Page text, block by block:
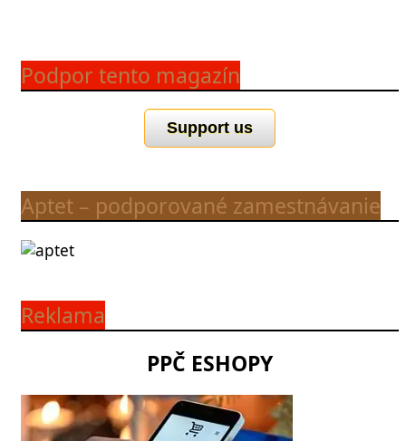
Podpor tento magazín
Support us
Aptet – podporované zamestnávanie
Reklama
PPČ ESHOPY